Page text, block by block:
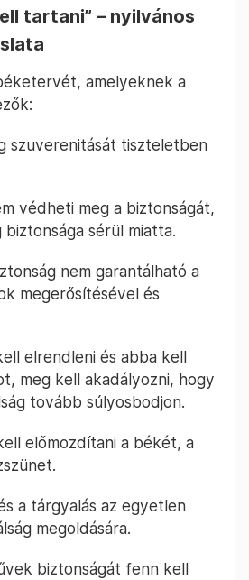
tartani” – nyilvános
amelyeknek a
szuverenitását tiszteletben
védheti meg a biztonságát,
biztonsága sérül miatta.
nem garantálható a
megerősítésével és
elrendleni és abba kell
meg kell akadályozni, hogy
tovább súlyosbodjon.
előmozdítani a békét, a
a tárgyalás az egyetlen
megoldására.
biztonságát fenn kell